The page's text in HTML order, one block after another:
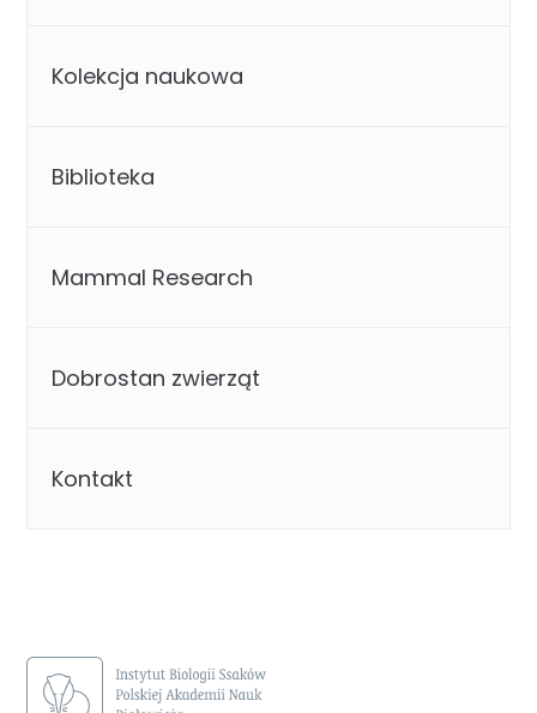
Kolekcja naukowa
Biblioteka
Mammal Research
Dobrostan zwierząt
Kontakt